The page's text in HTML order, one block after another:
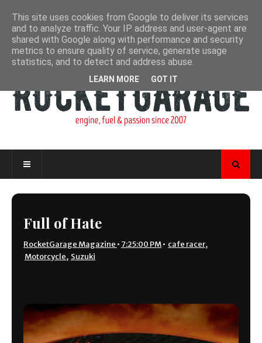
Full of Hate
RocketGarage Magazine • 7:25:00 PM• cafe racer,
Motorcycle, Suzuki
This site uses cookies from Google to deliver its services
and to analyze traffic. Your IP address and user-agent are
shared with Google along with performance and security
metrics to ensure quality of service, generate usage
statistics, and to detect and address abuse.
LEARN MORE GOT IT